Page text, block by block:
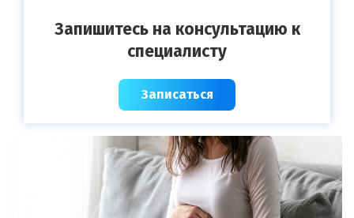
Запишитесь на консультацию к
специалисту
Записаться